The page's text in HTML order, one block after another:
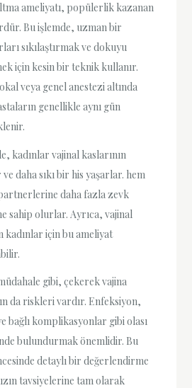
ameliyatı, popülerlik kazanan
Bu işlemde, uzman bir
sıkılaştırmak ve dokuyu
için kesin bir teknik kullanır.
veya genel anestezi altında
genellikle aynı gün
kadınlar vajinal kaslarının
daha sıkı bir his yaşarlar. hem
daha fazla zevk
sahip olurlar. Ayrıca, vajinal
kadınlar için bu ameliyat
gibi, çekerek vajina
da riskleri vardır. Enfeksiyon,
bağlı komplikasyonlar gibi olası
bulundurmak önemlidir. Bu
detaylı bir değerlendirme
tavsiyelerine tam olarak